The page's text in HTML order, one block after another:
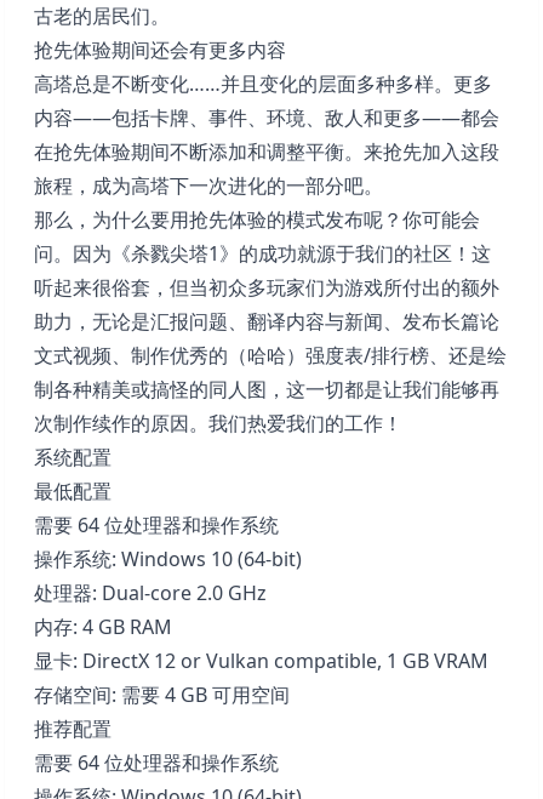
古老的居民们。
抢先体验期间还会有更多内容
高塔总是不断变化……并且变化的层面多种多样。更多
内容——包括卡牌、事件、环境、敌人和更多——都会
在抢先体验期间不断添加和调整平衡。来抢先加入这段
旅程，成为高塔下一次进化的一部分吧。
那么，为什么要用抢先体验的模式发布呢？你可能会
问。因为《杀戮尖塔1》的成功就源于我们的社区！这
听起来很俗套，但当初众多玩家们为游戏所付出的额外
助力，无论是汇报问题、翻译内容与新闻、发布长篇论
文式视频、制作优秀的（哈哈）强度表/排行榜、还是绘
制各种精美或搞怪的同人图，这一切都是让我们能够再
次制作续作的原因。我们热爱我们的工作！
系统配置
最低配置
需要 64 位处理器和操作系统
操作系统: Windows 10 (64-bit)
处理器: Dual-core 2.0 GHz
内存: 4 GB RAM
显卡: DirectX 12 or Vulkan compatible, 1 GB VRAM
存储空间: 需要 4 GB 可用空间
推荐配置
需要 64 位处理器和操作系统